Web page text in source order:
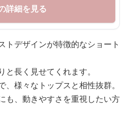
詳細を見る
トデザインが特徴的なショート
長く見せてくれます。
様々なトップスと相性抜群。
も、動きやすさを重視したい方